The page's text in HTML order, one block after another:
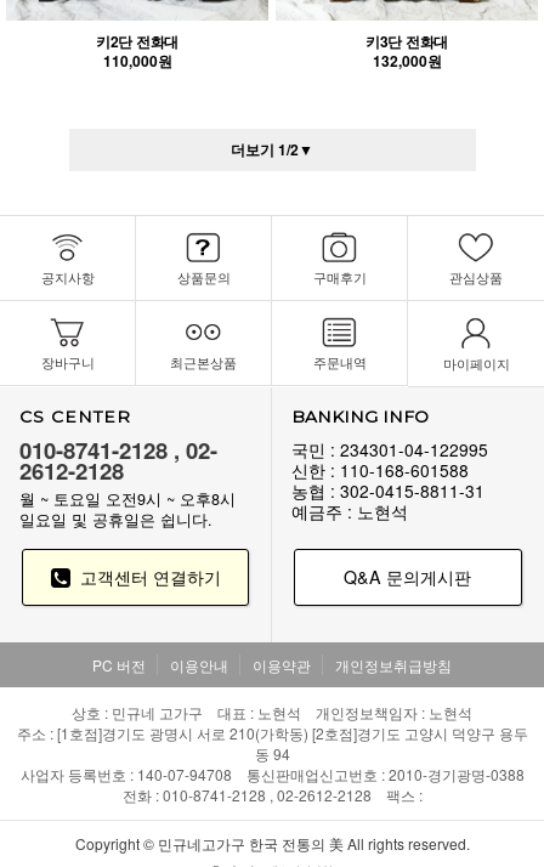
키2단 전화대
110,000원
키3단 전화대
132,000원
더보기 1/2▼
공지사항 상품문의 구매후기 관심상품
장바구니 최근본상품 주문내역 마이페이지
CS CENTER
010-8741-2128 , 02-
2612-2128
월 ~ 토요일 오전9시 ~ 오후8시
일요일 및 공휴일은 쉽니다.
BANKING INFO
국민 : 234301-04-122995
신한 : 110-168-601588
농협 : 302-0415-8811-31
예금주 : 노현석
고객센터 연결하기 Q&A 문의게시판
PC 버전 이용안내 이용약관 개인정보취급방침
상호 : 민규네 고가구 대표 : 노현석 개인정보책임자 : 노현석
주소 : [1호점]경기도 광명시 서로 210(가학동) [2호점]경기도 고양시 덕양구 용두
동 94
사업자 등록번호 : 140-07-94708 통신판매업신고번호 : 2010-경기광명-0388
전화 : 010-8741-2128 , 02-2612-2128 팩스 :
Copyright © 민규네고가구 한국 전통의 美 All rights reserved.